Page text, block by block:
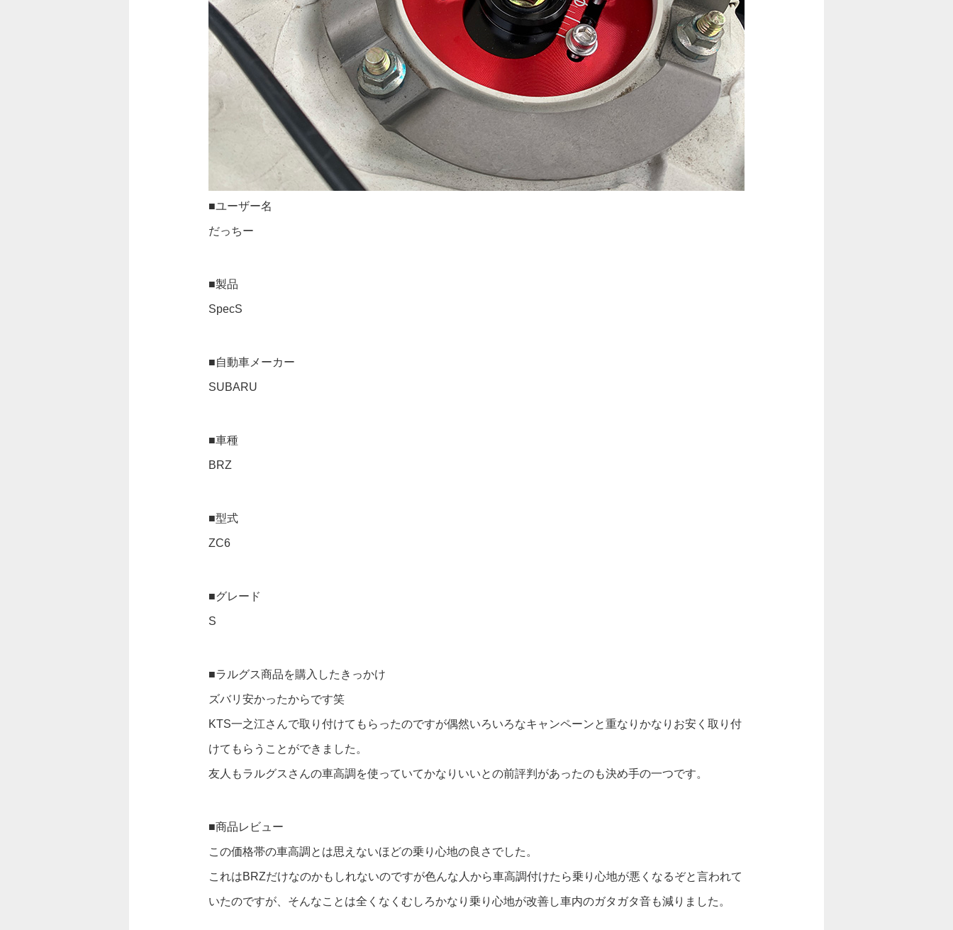
■ユーザー名
だっちー
■製品
SpecS
■自動車メーカー
SUBARU
■車種
BRZ
■型式
ZC6
■グレード
S
■ラルグス商品を購入したきっかけ
ズバリ安かったからです笑
KTS一之江さんで取り付けてもらったのですが偶然いろいろなキャンペーンと重なりかなりお安く取り付
けてもらうことができました。
友人もラルグスさんの車高調を使っていてかなりいいとの前評判があったのも決め手の一つです。
■商品レビュー
この価格帯の車高調とは思えないほどの乗り心地の良さでした。
これはBRZだけなのかもしれないのですが色んな人から車高調付けたら乗り心地が悪くなるぞと言われて
いたのですが、そんなことは全くなくむしろかなり乗り心地が改善し車内のガタガタ音も減りました。